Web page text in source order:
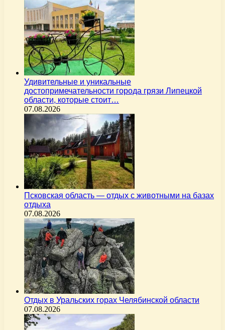
Удивительные и уникальные
достопримечательности города грязи Липецкой
области, которые стоит…
07.08.2026
Псковская область — отдых с животными на базах
отдыха
07.08.2026
Отдых в Уральских горах Челябинской области
07.08.2026